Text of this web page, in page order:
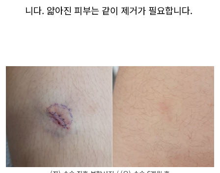
니다. 얇아진 피부는 같이 제거가 필요합니다.